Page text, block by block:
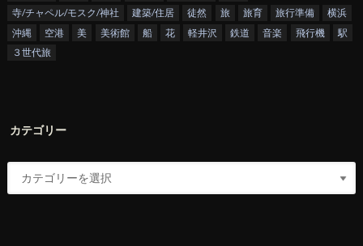
寺/チャペル/モスク/神社
建築/住居 徒然 旅 旅育 旅行準備
横浜
沖縄
空港 美 美術館 船 花 軽井沢 鉄道 音楽 飛行機
駅
３世代旅
カテゴリー